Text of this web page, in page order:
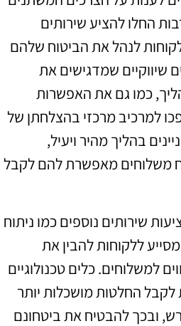
החלו להציע שירותים
לנהל את הביטוח שלהם
שיווקיים שמדגישים את
כמו גם את האפשרות
למרכיב מרכזי בהצלחתן של
בהליך מהיר ויעיל,
משלוחים מאפשרת להם לקבל
שירותים נוספים כמו ניתוח
ללקוחות להבין את
למשלוחים. כלים טכנולוגיים
החלטות מושכלות יותר
ובכך להבטיח את ביטחונם